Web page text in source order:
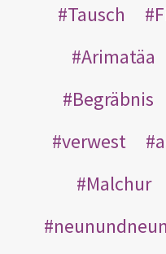
Tausch
Arimatäa
Begräbnis
verwest
Malchur